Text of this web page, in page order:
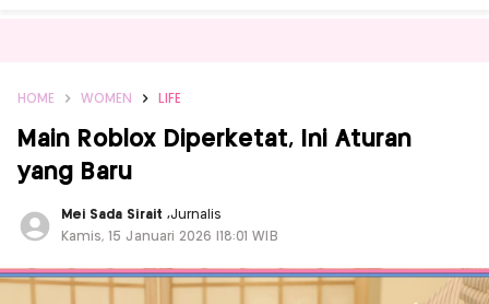
HOME WOMEN LIFE
Main Roblox Diperketat, Ini Aturan
yang Baru
Mei Sada Sirait ,Jurnalis
Kamis, 15 Januari 2026 |18:01 WIB